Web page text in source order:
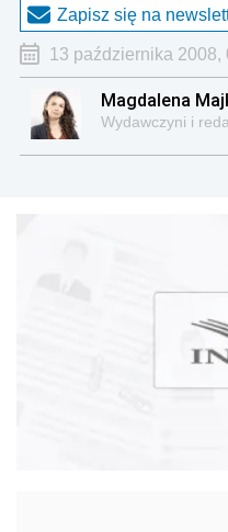
Zapisz się na
13 października 2008,
Magdalena
Wydawczyni i